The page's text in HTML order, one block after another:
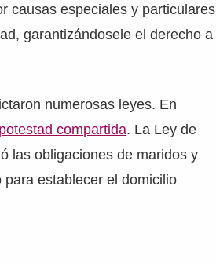
causas especiales y particulares
garantizándosele el derecho a
numerosas leyes. En
compartida. La Ley de
las obligaciones de maridos y
establecer el domicilio